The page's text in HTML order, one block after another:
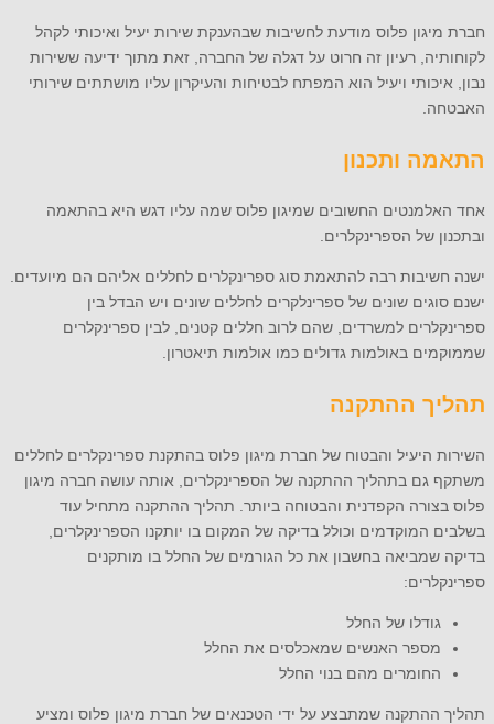
חברת מיגון פלוס מודעת לחשיבות שבהענקת שירות יעיל ואיכותי לקהל
לקוחותיה, רעיון זה חרוט על דגלה של החברה, זאת מתוך ידיעה ששירות
נבון, איכותי ויעיל הוא המפתח לבטיחות והעיקרון עליו מושתתים שירותי
האבטחה.
התאמה ותכנון
אחד האלמנטים החשובים שמיגון פלוס שמה עליו דגש היא בהתאמה
ובתכנון של הספרינקלרים.
ישנה חשיבות רבה להתאמת סוג ספרינקלרים לחללים אליהם הם מיועדים.
ישנם סוגים שונים של ספרינלקרים לחללים שונים ויש הבדל בין
ספרינקלרים למשרדים, שהם לרוב חללים קטנים, לבין ספרינקלרים
שממוקמים באולמות גדולים כמו אולמות תיאטרון.
תהליך ההתקנה
השירות היעיל והבטוח של חברת מיגון פלוס בהתקנת ספרינקלרים לחללים
משתקף גם בתהליך ההתקנה של הספרינקלרים, אותה עושה חברה מיגון
פלוס בצורה הקפדנית והבטוחה ביותר. תהליך ההתקנה מתחיל עוד
בשלבים המוקדמים וכולל בדיקה של המקום בו יותקנו הספרינקלרים,
בדיקה שמביאה בחשבון את כל הגורמים של החלל בו מותקנים
ספרינקלרים:
גודלו של החלל
מספר האנשים שמאכלסים את החלל
החומרים מהם בנוי החלל
תהליך ההתקנה שמתבצע על ידי הטכנאים של חברת מיגון פלוס ומציע